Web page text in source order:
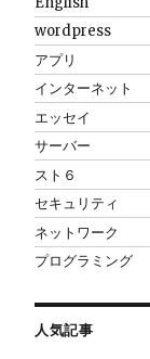
wordpress
アプリ
インターネット
エッセイ
サーバー
スト６
セキュリティ
ネットワーク
プログラミング
人気記事